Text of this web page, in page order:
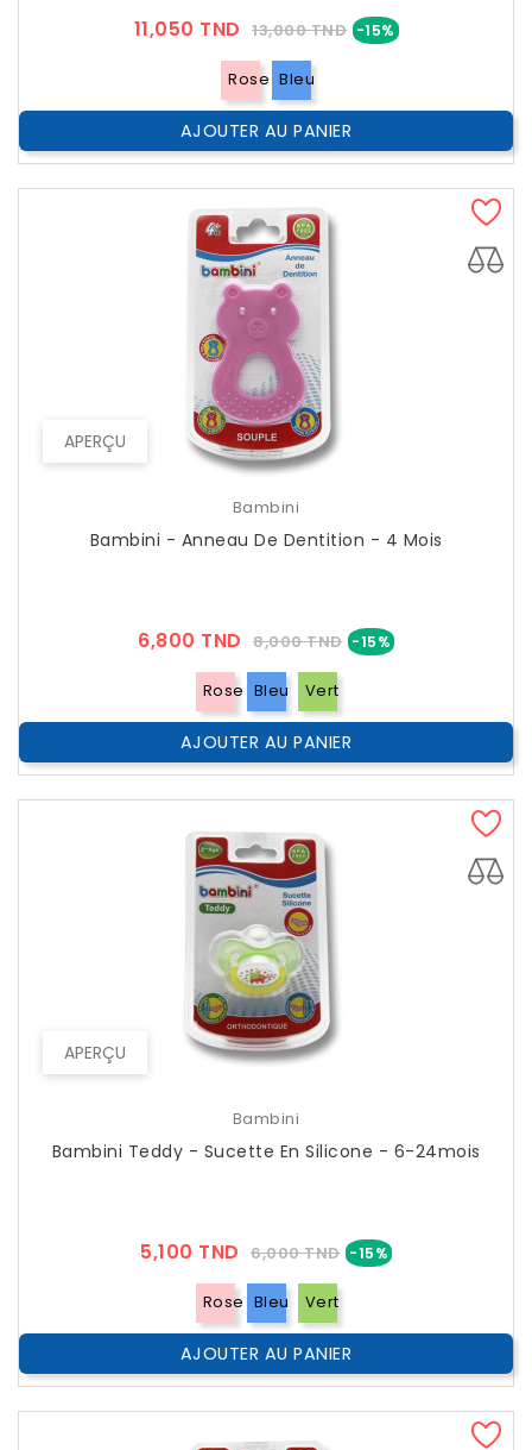
11,050 TND Prix
Public
13,000 TND -15% Prix
Rose Bleu
AJOUTER AU PANIER
APERÇU
Bambini
Bambini - Anneau De Dentition - 4 Mois
6,800 TND Prix
Public
8,000 TND -15%Prix
Rose Bleu Vert
AJOUTER AU PANIER
APERÇU
Bambini
Bambini Teddy - Sucette En Silicone - 6-24mois
5,100 TND Prix
Public
6,000 TND -15%Prix
Rose Bleu Vert
AJOUTER AU PANIER